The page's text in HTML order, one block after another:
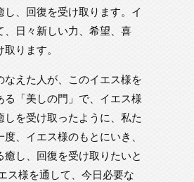
し、回復を受け取ります。イ
、日々新しい力、希望、喜
ります。
なえた人が、このイエス様を
る「美しの門」で、イエス様
しを受け取ったように、私た
、イエス様のもとにいき、
癒し、回復を受け取りたいと
ス様を通して、今日必要な